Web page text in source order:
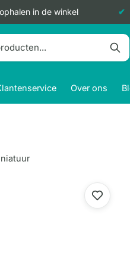
in de winkel
Over ons